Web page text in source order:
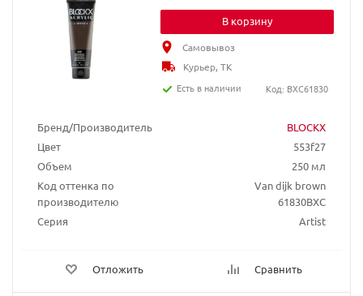
Бренд/Производитель
BLOCKX
Цвет
553f27
Объем
250 мл
Код оттенка по
производителю
Van dijk brown
61830BXC
Серия
Artist
Отложить Сравнить
В корзину
Самовывоз
Курьер, ТК
Есть в наличии
Код: BXC61830